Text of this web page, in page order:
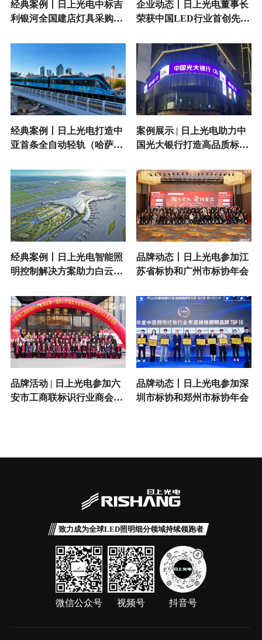
经典案例丨日上光电中标吉
利银河全国建店灯具采购项
企业动态丨日上光电董事长
荣获中国LED行业首创先锋
经典案例丨日上光电打造中
亚首条全自动轻轨（哈萨克
明新标杆
案例展示 | 日上光电助力中
国光大银行打造高品质标识
经典案例丨日上光电智能照
明控制解决方案助力白云机
品牌动态丨日上光电参加江
苏省标协和广州市标协年会
品牌活动 | 日上光电参加六
安市工商联标识行业商会会
品牌动态丨日上光电参加深
圳市标协和郑州市标协年会
致力成为全球LED照明细分领域持续领跑者
微信公众号 视频号 抖音号